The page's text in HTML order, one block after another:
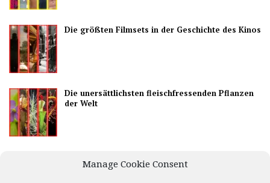
Manage Cookie Consent
Die größten Filmsets in der Geschichte des Kinos
Die unersättlichsten fleischfressenden Pflanzen
der Welt
genießen